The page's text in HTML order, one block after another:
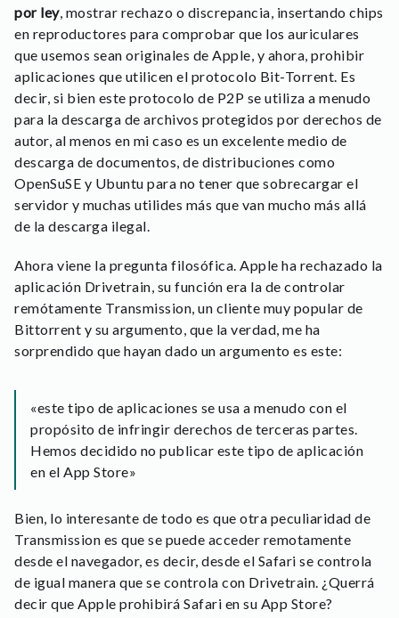
por ley, mostrar rechazo o discrepancia, insertando chips
en reproductores para comprobar que los auriculares
que usemos sean originales de Apple, y ahora, prohibir
aplicaciones que utilicen el protocolo Bit-Torrent. Es
decir, si bien este protocolo de P2P se utiliza a menudo
para la descarga de archivos protegidos por derechos de
autor, al menos en mi caso es un excelente medio de
descarga de documentos, de distribuciones como
OpenSuSE y Ubuntu para no tener que sobrecargar el
servidor y muchas utilides más que van mucho más allá
de la descarga ilegal.
Ahora viene la pregunta filosófica. Apple ha rechazado la
aplicación Drivetrain, su función era la de controlar
remótamente Transmission, un cliente muy popular de
Bittorrent y su argumento, que la verdad, me ha
sorprendido que hayan dado un argumento es este:
«este tipo de aplicaciones se usa a menudo con el
propósito de infringir derechos de terceras partes.
Hemos decidido no publicar este tipo de aplicación
en el App Store»
Bien, lo interesante de todo es que otra peculiaridad de
Transmission es que se puede acceder remotamente
desde el navegador, es decir, desde el Safari se controla
de igual manera que se controla con Drivetrain. ¿Querrá
decir que Apple prohibirá Safari en su App Store?